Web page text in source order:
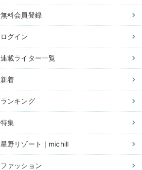
無料会員登録
ログイン
連載ライター一覧
新着
ランキング
特集
星野リゾート｜michill
ファッション